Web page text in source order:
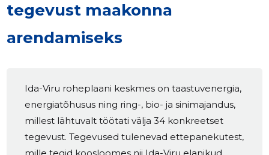
tegevust maakonna
arendamiseks
Ida-Viru roheplaani keskmes on taastuvenergia,
energiatõhusus ning ring-, bio- ja sinimajandus,
millest lähtuvalt töötati välja 34 konkreetset
tegevust. Tegevused tulenevad ettepanekutest,